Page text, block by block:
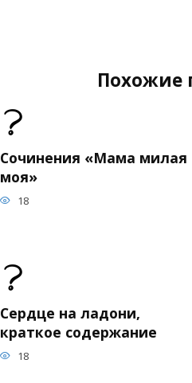
Похожие
Сочинения «Мама милая
моя»
18
Сердце на ладони,
краткое содержание
18